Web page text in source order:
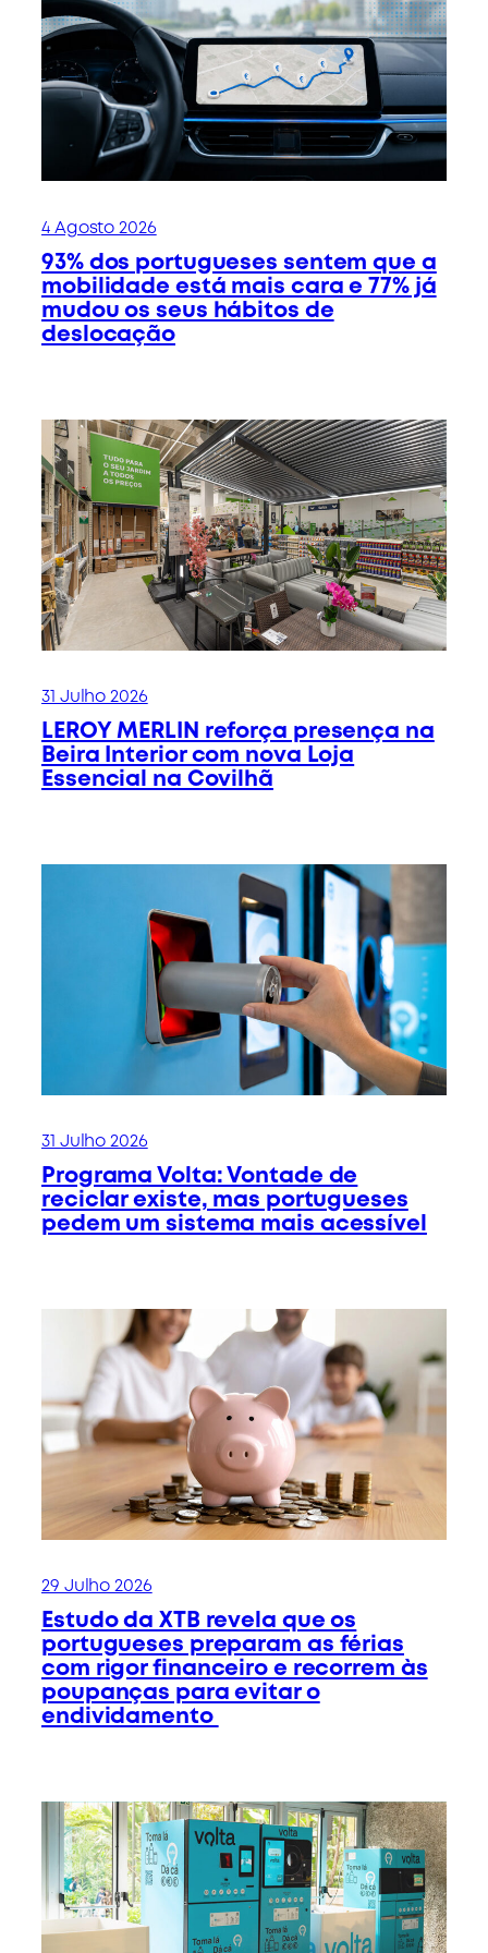
4 Agosto 2026
93% dos portugueses sentem que a
mobilidade está mais cara e 77% já
mudou os seus hábitos de
deslocação
31 Julho 2026
LEROY MERLIN reforça presença na
Beira Interior com nova Loja
Essencial na Covilhã
31 Julho 2026
Programa Volta: Vontade de
reciclar existe, mas portugueses
pedem um sistema mais acessível
29 Julho 2026
Estudo da XTB revela que os
portugueses preparam as férias
com rigor financeiro e recorrem às
poupanças para evitar o
endividamento